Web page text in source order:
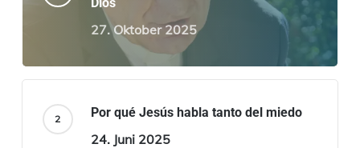
27. Oktober 2025
Por qué Jesús habla tanto del miedo
24. Juni 2025